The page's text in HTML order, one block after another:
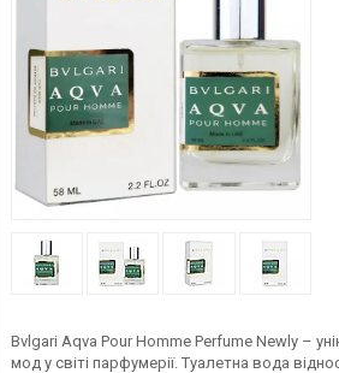
Bvlgari Aqva Pour Homme Perfume Newly –
мод у світі парфумерії. Туалетна вода